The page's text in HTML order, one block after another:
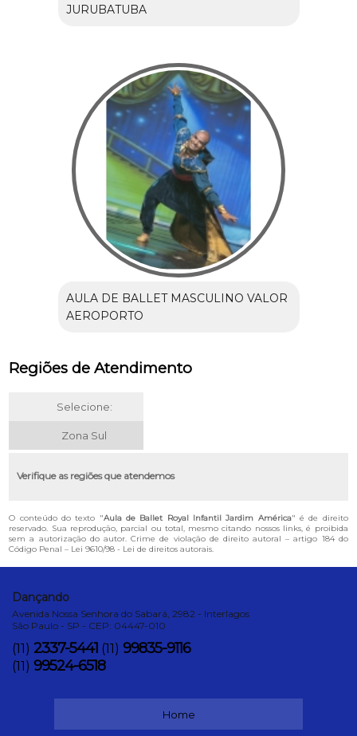
JURUBATUBA
AULA DE BALLET MASCULINO VALOR
AEROPORTO
Regiões de Atendimento
Selecione:
Zona Sul
Verifique as regiões que atendemos
O conteúdo do texto "Aula de Ballet Royal Infantil Jardim América" é de direito
reservado. Sua reprodução, parcial ou total, mesmo citando nossos links, é proibida
sem a autorização do autor. Crime de violação de direito autoral – artigo 184 do
Código Penal – Lei 9610/98 - Lei de direitos autorais.
Dançando
Avenida Nossa Senhora do Sabará, 2982 - Interlagos
São Paulo - SP - CEP: 04447-010
(11) 2337-5441 (11) 99835-9116
(11) 99524-6518
Home